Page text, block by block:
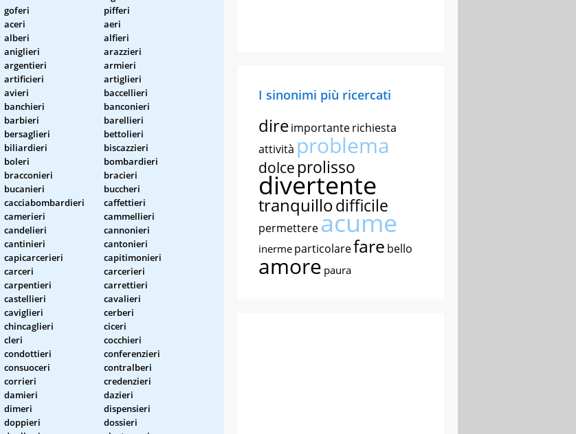
goferi
pifferi
aceri
aeri
alberi
alfieri
aniglieri
arazzieri
argentieri
armieri
artificieri
artiglieri
avieri
baccellieri
banchieri
banconieri
barbieri
barellieri
bersaglieri
bettolieri
biliardieri
biscazzieri
boleri
bombardieri
bracconieri
bracieri
bucanieri
buccheri
cacciabombardieri
caffettieri
camerieri
cammellieri
candelieri
cannonieri
cantinieri
cantonieri
capicarcerieri
capitimonieri
carceri
carcerieri
carpentieri
carrettieri
castellieri
cavalieri
caviglieri
cerberi
chincaglieri
ciceri
cleri
cocchieri
condottieri
conferenzieri
consuoceri
contralberi
corrieri
credenzieri
damieri
dazieri
dimeri
dispensieri
doppieri
dossieri
I sinonimi più ricercati
direimportanterichiesta
attività problema
dolce prolisso
divertente
tranquillodifficile
permettereacume
inerme particolarefare bello
amore paura